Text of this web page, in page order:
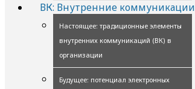
ВК: Внутренние коммуникации
Настоящее: традиционные элементы
внутренних коммуникаций (ВК) в
организации
Будущее: потенциал электронных